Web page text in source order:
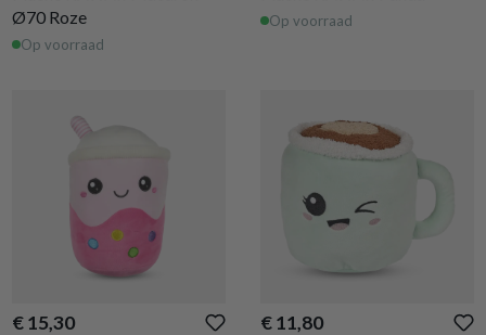
Ø70 Roze
Op voorraad
Op voorraad
€ 15,30 € 11,80